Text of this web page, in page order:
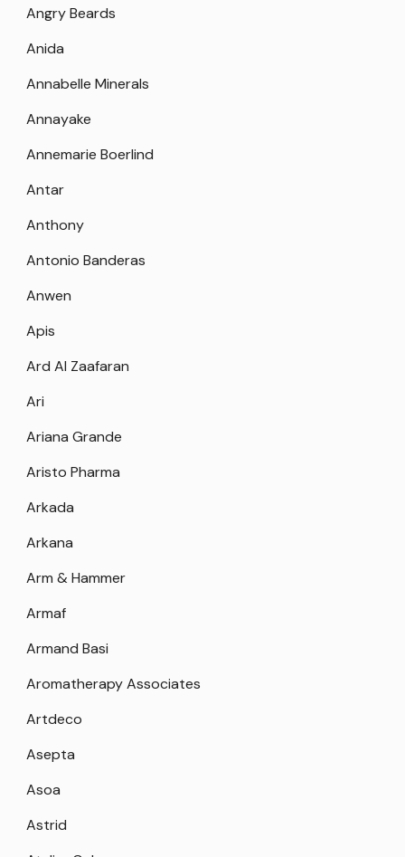
Angry Beards
Anida
Annabelle Minerals
Annayake
Annemarie Boerlind
Antar
Anthony
Antonio Banderas
Anwen
Apis
Ard Al Zaafaran
Ari
Ariana Grande
Aristo Pharma
Arkada
Arkana
Arm & Hammer
Armaf
Armand Basi
Aromatherapy Associates
Artdeco
Asepta
Asoa
Astrid